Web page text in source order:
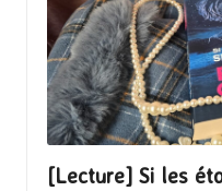
[Lecture] Si les